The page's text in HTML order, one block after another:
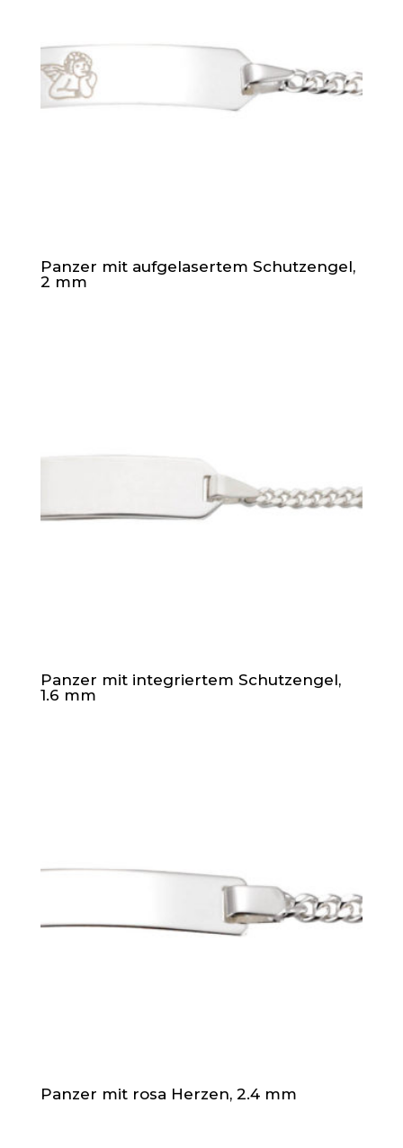
Panzer mit aufgelasertem Schutzengel,
2 mm
Panzer mit integriertem Schutzengel,
1.6 mm
Panzer mit rosa Herzen, 2.4 mm